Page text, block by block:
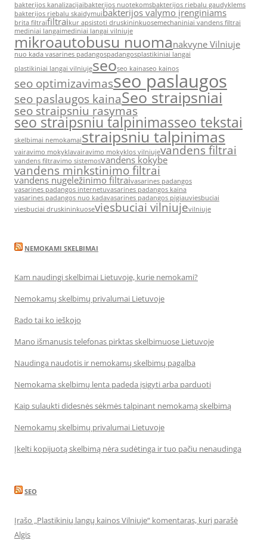
bakterijos kanalizacijaibakterijos nuotekomsbakterijos riebalu gaudyklems
bakterijos riebalu skaidymuibakterijos valymo įrenginiams
brita filtraifiltraikur apsistoti druskininkuosemechaniniai vandens filtrai
mediniai langaimediniai langai vilniuje
mikroautobusu nuomanakvyne Vilniuje
nuo kada vasarines padangospadangosplastikiniai langai
plastikiniai langai vilniujeseoseo kainaseo kainos
seo optimizavimasseo paslaugos
seo paslaugos kainaSeo straipsniai
seo straipsniu rasymas
seo straipsniu talpinimasseo tekstai
skelbimai nemokamaistraipsniu talpinimas
vairavimo mokyklavairavimo mokyklos vilniujevandens filtrai
vandens filtravimo sistemosvandens kokybe
vandens minkstinimo filtrai
vandens nugeležinimo filtraivasarines padangos
vasarines padangos internetuvasarines padangos kaina
vasarines padangos nuo kadavasarines padangos pigiauviesbuciai
viesbuciai druskininkuoseviesbuciai vilniujevilniuje
NEMOKAMI SKELBIMAI
Kam naudingi skelbimai Lietuvoje, kurie nemokami?
Nemokamų skelbimų privalumai Lietuvoje
Rado tai ko ieškojo
Mano išmanusis telefonas pirktas skelbimuose Lietuvoje
Naudinga naudotis ir nemokamų skelbimų pagalba
Nemokama skelbimų lenta padeda įsigyti arba parduoti
Kaip sulaukti didesnės sėkmės talpinant nemokamą skelbimą
Nemokamų skelbimų privalumai Lietuvoje
Įkelti kopijuotą skelbimą nėra sudėtinga ir tuo pačiu nenaudinga
SEO
Įrašo „Plastikinių langų kainos Vilniuje“ komentaras, kurį parašė
Algis